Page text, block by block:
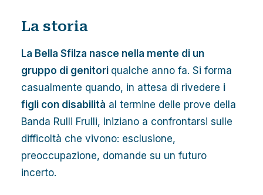
La storia
La Bella Sfilza nasce nella mente di un
gruppo di genitori qualche anno fa. Si forma
casualmente quando, in attesa di rivedere i
figli con disabilità al termine delle prove della
Banda Rulli Frulli, iniziano a confrontarsi sulle
difficoltà che vivono: esclusione,
preoccupazione, domande su un futuro
incerto.